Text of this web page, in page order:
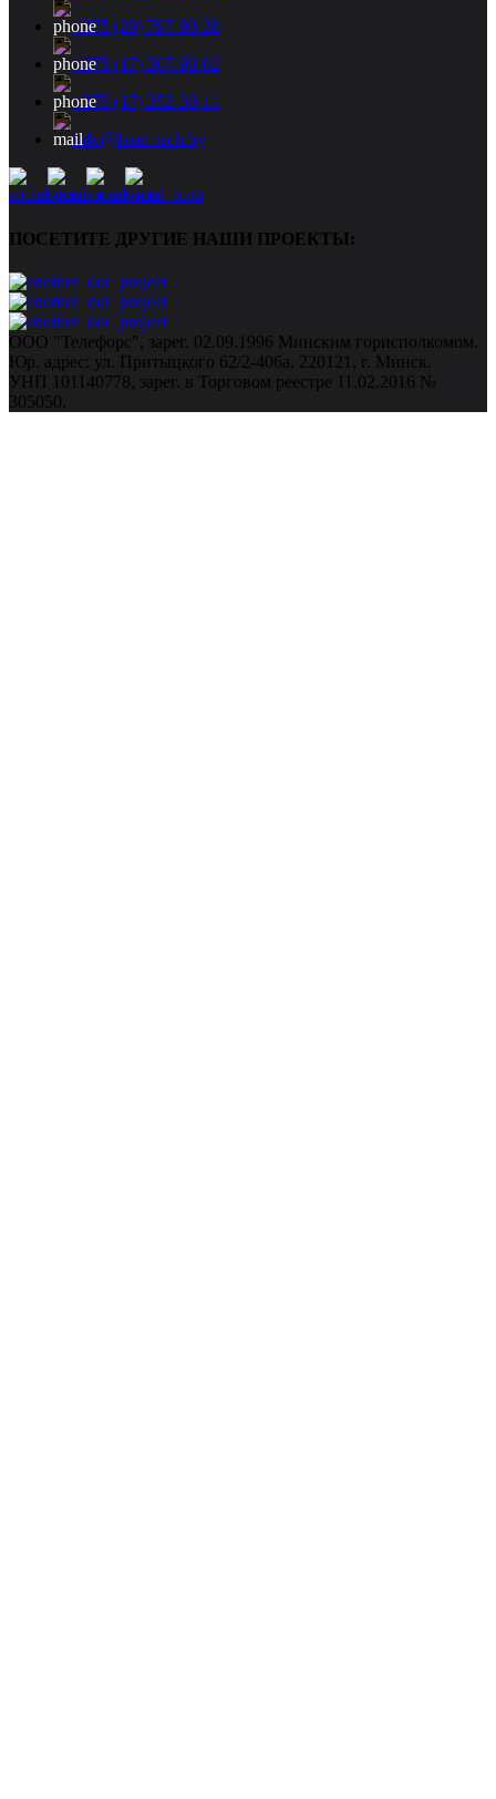
+375 (29) 797-90-30
+375 (17) 307-90-02
+375 (17) 252-30-11
info@laser-tech.by
ПОСЕТИТЕ ДРУГИЕ НАШИ ПРОЕКТЫ:
ООО "Телефорс", зарег. 02.09.1996 Минским горисполкомом.
Юр. адрес: ул. Притыцкого 62/2-406а, 220121, г. Минск.
УНП 101140778, зарег. в Торговом реестре 11.02.2016 №
305050.